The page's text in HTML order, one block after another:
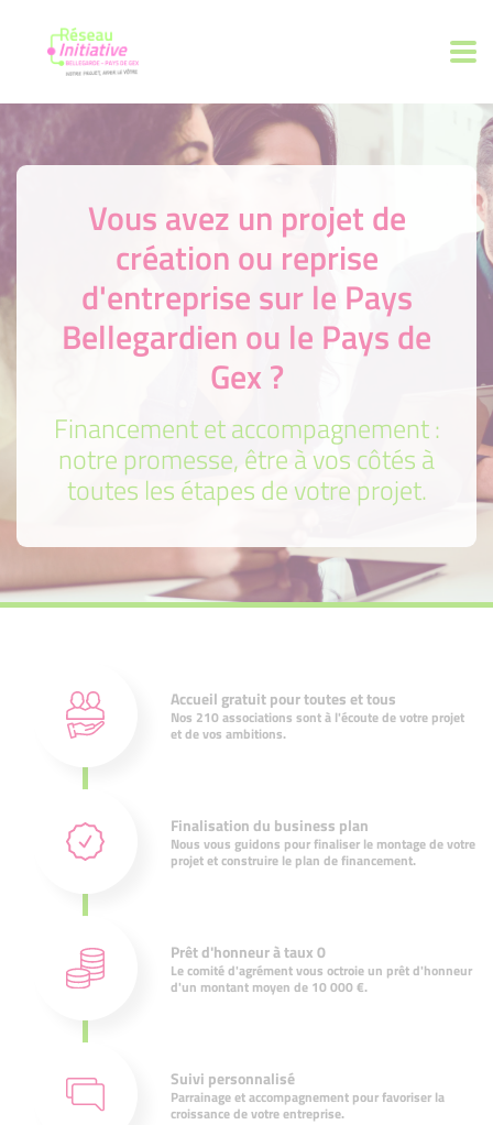
Vous avez un projet de
création ou reprise
d'entreprise sur le Pays
Bellegardien ou le Pays de
Gex ?
Financement et accompagnement :
notre promesse, être à vos côtés à
toutes les étapes de votre projet.
Accueil gratuit pour toutes et tous
Nos 210 associations sont à l'écoute de votre projet
et de vos ambitions.
Finalisation du business plan
Nous vous guidons pour finaliser le montage de votre
projet et construire le plan de financement.
Prêt d'honneur à taux 0
Le comité d'agrément vous octroie un prêt d'honneur
d'un montant moyen de 10 000 €.
Suivi personnalisé
Parrainage et accompagnement pour favoriser la
croissance de votre entreprise.